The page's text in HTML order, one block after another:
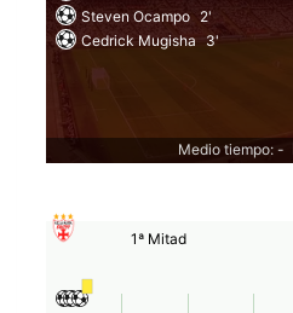
Steven Ocampo 2'
Cedrick Mugisha
3'
Medio tiempo: -
1ª Mitad